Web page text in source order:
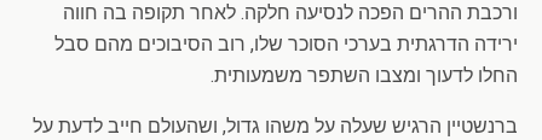
ורכבת ההרים הפכה לנסיעה חלקה. לאחר תקופה בה חווה
ירידה הדרגתית בערכי הסוכר שלו, רוב הסיבוכים מהם סבל
החלו לדעוך ומצבו השתפר משמעותית.
ברנשטיין הרגיש שעלה על משהו גדול, ושהעולם חייב לדעת על